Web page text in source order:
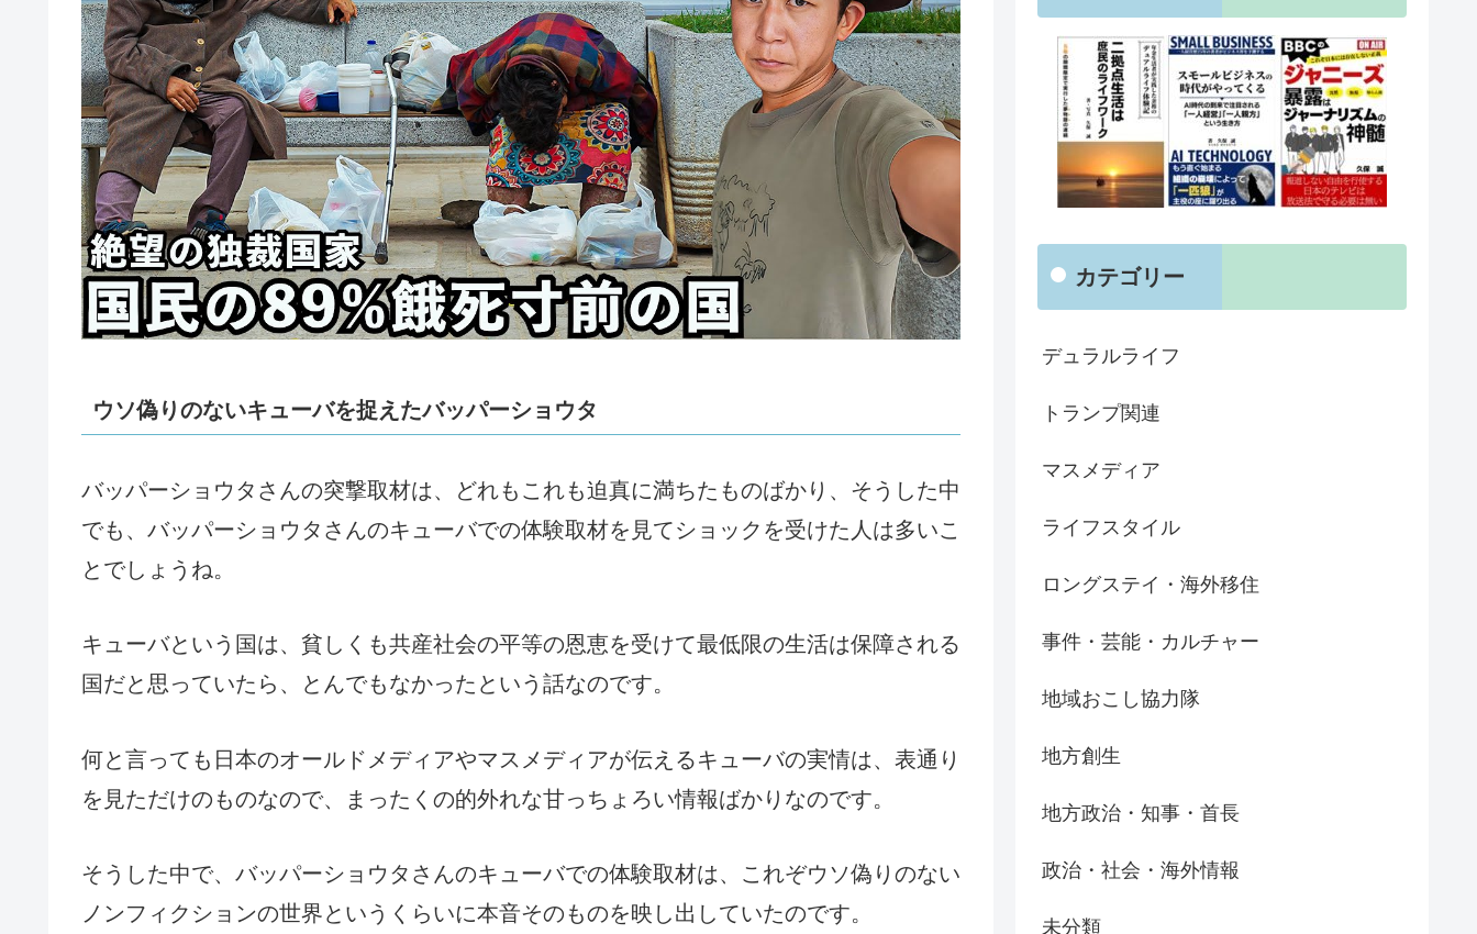
ウソ偽りのないキューバを捉えたバッパーショウタ
バッパーショウタさんの突撃取材は、どれもこれも迫真に満ちたものばかり、そうした中
でも、バッパーショウタさんのキューバでの体験取材を見てショックを受けた人は多いこ
とでしょうね。
キューバという国は、貧しくも共産社会の平等の恩恵を受けて最低限の生活は保障される
国だと思っていたら、とんでもなかったという話なのです。
何と言っても日本のオールドメディアやマスメディアが伝えるキューバの実情は、表通り
を見ただけのものなので、まったくの的外れな甘っちょろい情報ばかりなのです。
そうした中で、バッパーショウタさんのキューバでの体験取材は、これぞウソ偽りのない
ノンフィクションの世界というくらいに本音そのものを映し出していたのです。
カテゴリー
デュラルライフ
トランプ関連
マスメディア
ライフスタイル
ロングステイ・海外移住
事件・芸能・カルチャー
地域おこし協力隊
地方創生
地方政治・知事・首長
政治・社会・海外情報
未分類